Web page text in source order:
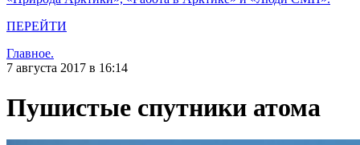
ПЕРЕЙТИ
Главное.
7 августа 2017 в 16:14
Пушистые спутники атома